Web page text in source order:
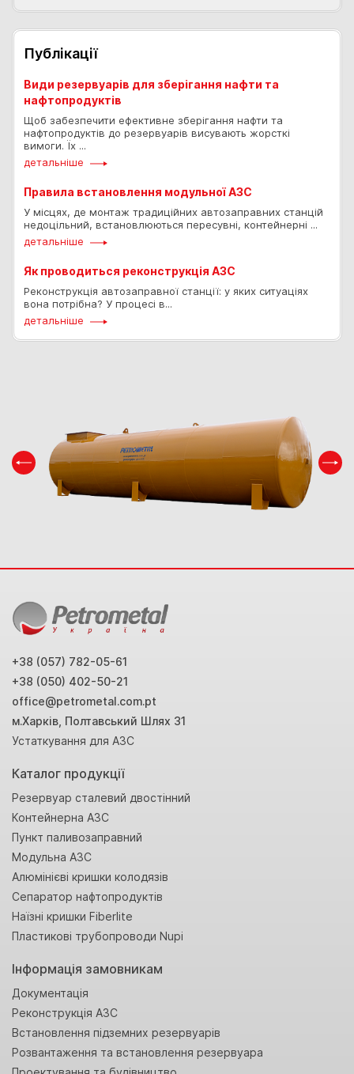
Публікації
Види резервуарів для зберігання нафти та
нафтопродуктів
Щоб забезпечити ефективне зберігання нафти та
нафтопродуктів до резервуарів висувають жорсткі
вимоги. Їх ...
детальніше
Правила встановлення модульної АЗС
У місцях, де монтаж традиційних автозаправних станцій
недоцільний, встановлюються пересувні, контейнерні ...
детальніше
Як проводиться реконструкція АЗС
Реконструкція автозаправної станції: у яких ситуаціях
вона потрібна? У процесі в...
детальніше
+38 (057) 782-05-61
+38 (050) 402-50-21
office@petrometal.com.pt
м.Харків, Полтавський Шлях 31
Устаткування для АЗС
Каталог продукції
Резервуар сталевий двостінний
Контейнерна АЗС
Пункт паливозаправний
Модульна АЗС
Алюмінієві кришки колодязів
Сепаратор нафтопродуктів
Наїзні кришки Fiberlite
Пластикові трубопроводи Nupi
Інформація замовникам
Документація
Реконструкція АЗС
Встановлення підземних резервуарів
Розвантаження та встановлення резервуара